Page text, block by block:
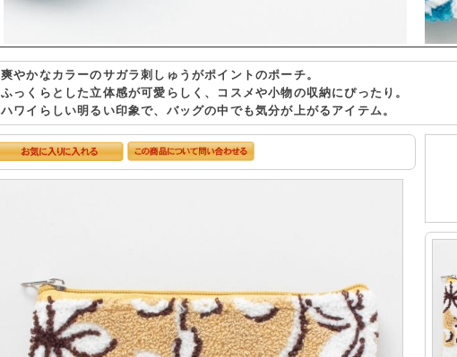
爽やかなカラーのサガラ刺しゅうがポイントのポーチ。
ふっくらとした立体感が可愛らしく、コスメや小物の収納にぴったり。
ハワイらしい明るい印象で、バッグの中でも気分が上がるアイテム。